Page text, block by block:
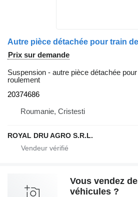
Prix sur demande
Suspension - autre pièce détachée
roulement
20374686
Roumanie, Cristesti
ROYAL DRU AGRO S.R.L.
Vous vendez
véhicules ?